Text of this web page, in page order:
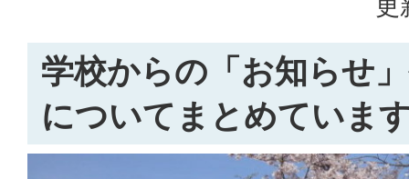
学校からの「お知らせ
についてまとめていま